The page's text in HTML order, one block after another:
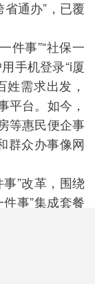
通办”，已覆
件事”“社保一
手机登录“i厦
需求出发，
平台。如今，
等惠民便企事
群众办事像网
”改革，围绕
事”集成套餐